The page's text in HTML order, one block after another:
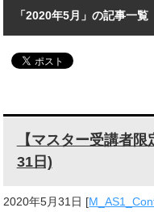
「2020年5月」の記事一覧
【マスター受講者
31日)
2020年5月31日 [